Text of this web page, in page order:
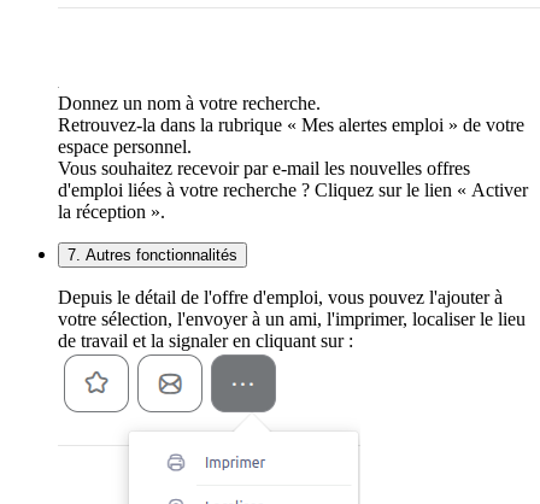
Donnez un nom à votre recherche.
Retrouvez-la dans la rubrique « Mes alertes emploi » de votre
espace personnel.
Vous souhaitez recevoir par e-mail les nouvelles offres
d'emploi liées à votre recherche ? Cliquez sur le lien « Activer
la réception ».
7. Autres fonctionnalités
Depuis le détail de l'offre d'emploi, vous pouvez l'ajouter à
votre sélection, l'envoyer à un ami, l'imprimer, localiser le lieu
de travail et la signaler en cliquant sur :